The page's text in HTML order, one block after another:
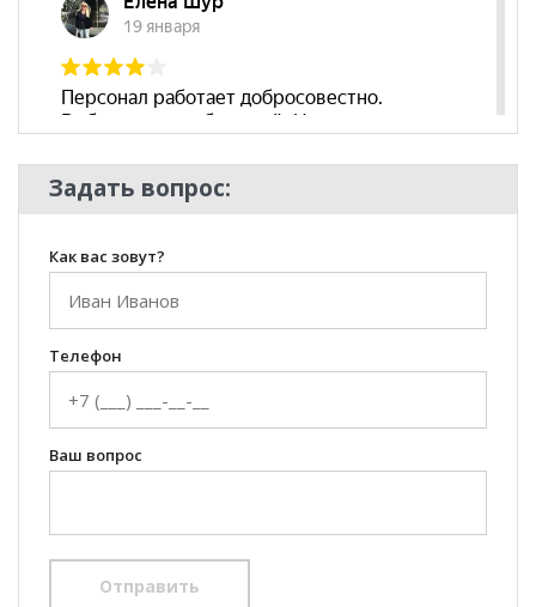
Задать вопрос:
Как вас зовут?
Телефон
Ваш вопрос
Отправить